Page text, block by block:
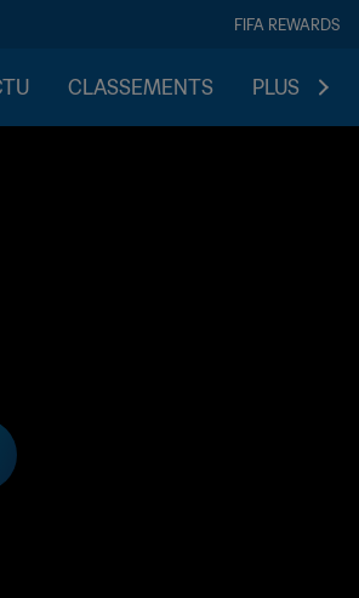
FIFA REWARDS
CLASSEMENTS PLUS